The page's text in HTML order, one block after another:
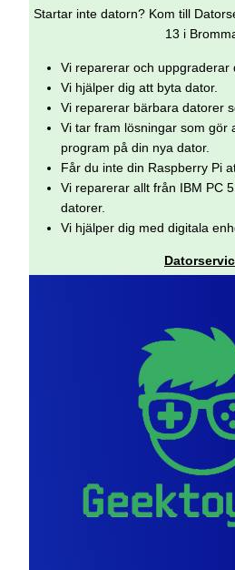
Startar inte datorn? Kom till
13 i
Vi reparerar och uppgraderar
Vi hjälper dig att byta dator.
Vi reparerar bärbara datorer
Vi tar fram lösningar som gör
program på din nya dator.
Får du inte din Raspberry Pi
Vi reparerar allt från IBM PC
datorer.
Vi hjälper dig med digitala